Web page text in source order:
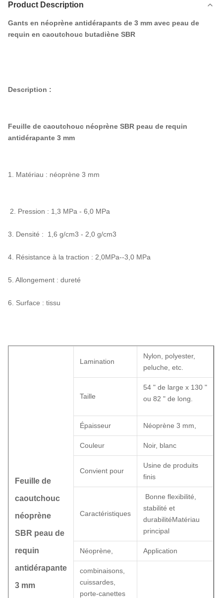
Product Description
Gants en néoprène antidérapants de 3 mm avec peau de
requin en caoutchouc butadiène SBR
Description :
Feuille de caoutchouc néoprène SBR peau de requin
antidérapante 3 mm
1. Matériau : néoprène 3 mm
2. Pression : 1,3 MPa - 6,0 MPa
3. Densité : 1,6 g/cm3 - 2,0 g/cm3
4. Résistance à la traction : 2,0MPa--3 ,0 MPa
5. Allongement : dureté
6. Surface : tissu
Feuille de
caoutchouc
néoprène
SBR peau de
requin
antidérapante
3 mm
Lamination
Nylon, polyester,
peluche, etc.
Taille
54 " de large x 130 "
ou 82 " de long.
Épaisseur Néoprène 3 mm,
Couleur Noir, blanc
Convient pour
Usine de produits
finis
Caractéristiques
Bonne flexibilité,
stabilité et
durabilitéMatériau
principal
Néoprène, Application
combinaisons,
cuissardes,
porte-canettes